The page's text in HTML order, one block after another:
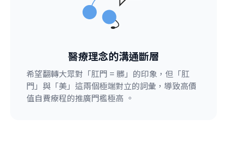
醫療理念的溝通斷層
希望翻轉大眾對「肛門 = 髒」的印象，但「肛
門」與「美」這兩個極端對立的詞彙，導致高價
值自費療程的推廣門檻極高 。